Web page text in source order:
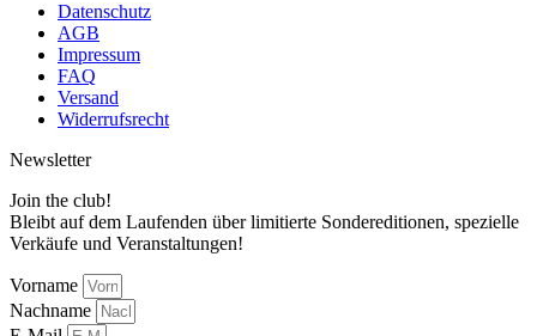
Datenschutz
AGB
Impressum
FAQ
Versand
Widerrufsrecht
Newsletter
Join the club!
Bleibt auf dem Laufenden über limitierte Sondereditionen, spezielle
Verkäufe und Veranstaltungen!
Vorname
Nachname